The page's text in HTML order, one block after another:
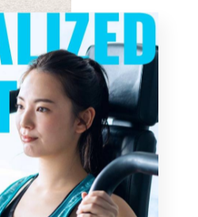
してきました！